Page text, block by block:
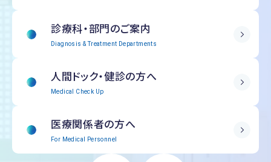
診療科・部門のご案内
Diagnosis & Treatment Departments
人間ドック・健診の方へ
Medical Check Up
医療関係者の方へ
For Medical Personnel